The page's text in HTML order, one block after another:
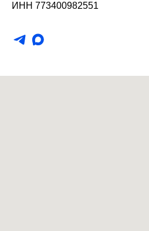
ИНН 773400982551